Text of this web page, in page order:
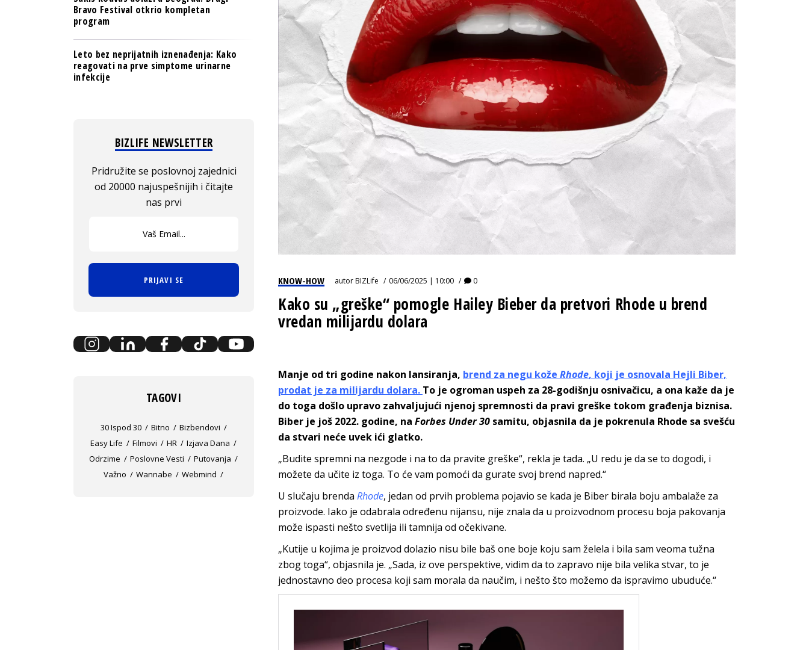
KNOW-HOW autorBIZLife 06/06/2025 | 10:00 0
Kako su „greške“ pomogle Hailey Bieber da pretvori Rhode u brend
vredan milijardu dolara
Manje od tri godine nakon lansiranja, brend za negu kože Rhode, koji je osnovala Hejli Biber,
prodat je za milijardu dolara. To je ogroman uspeh za 28-godišnju osnivačicu, a ona kaže da je
do toga došlo upravo zahvaljujući njenoj spremnosti da pravi greške tokom građenja biznisa.
Biber je još 2022. godine, na Forbes Under 30 samitu, objasnila da je pokrenula Rhode sa svešću
da stvari neće uvek ići glatko.
„Budite spremni na nezgode i na to da pravite greške“, rekla je tada. „U redu je da se to dogodi, i
možete da učite iz toga. To će vam pomoći da gurate svoj brend napred.“
U slučaju brenda Rhode, jedan od prvih problema pojavio se kada je Biber birala boju ambalaže za
proizvode. Iako je odabrala određenu nijansu, nije znala da u proizvodnom procesu boja pakovanja
može ispasti nešto svetlija ili tamnija od očekivane.
„Kutije u kojima je proizvod dolazio nisu bile baš one boje koju sam želela i bila sam veoma tužna
zbog toga“, objasnila je. „Sada, iz ove perspektive, vidim da to zapravo nije bila velika stvar, to je
jednostavno deo procesa koji sam morala da naučim, i nešto što možemo da ispravimo ubuduće.“
Bravo Festival otkrio kompletan
program
Leto bez neprijatnih iznenađenja: Kako
reagovati na prve simptome urinarne
infekcije
BIZLIFE NEWSLETTER
Pridružite se poslovnoj zajednici
od 20000 najuspešnijih i čitajte
nas prvi
PRIJAVI SE
TAGOVI
30 Ispod 30 Bitno
Bizbendovi
Easy Life
Filmovi HR
Izjava Dana
Odrzime
Poslovne Vesti
Putovanja
Važno
Wannabe Webmind